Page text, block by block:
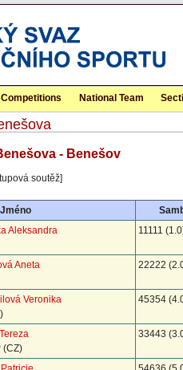
Competitions National Team
- Benešov
soutěž]
Jméno
Aleksandra
11111
Aneta
22222
Veronika
45354
(CZ)
33443